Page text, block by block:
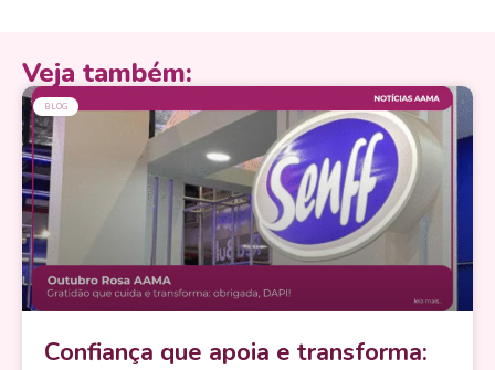
Veja também:
BLOG
Confiança que apoia e transforma: